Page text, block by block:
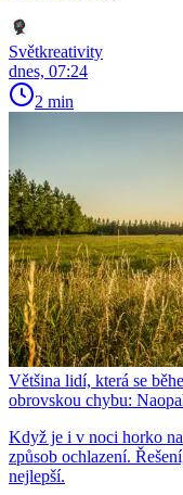
Světkreativity
dnes, 07:24
2 min
Většina lidí, která se
obrovskou chybu:
Když je i v noci horko
způsob ochlazení.
nejlepší.